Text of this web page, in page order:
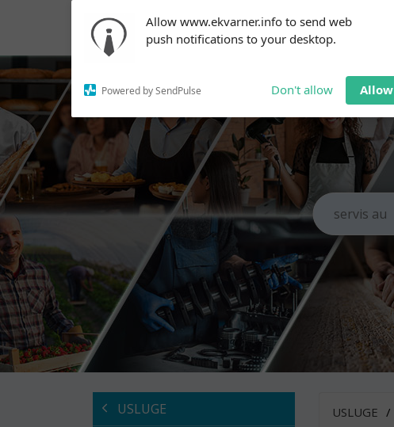
Allow www.ekvarner.info to send web
push notifications to your desktop.
Powered by SendPulse Don't allow Allow
notifications!
To enable permission prompts, click
on the notification icon
USLUGE
USLUGE